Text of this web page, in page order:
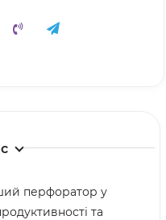
перфоратор у
та